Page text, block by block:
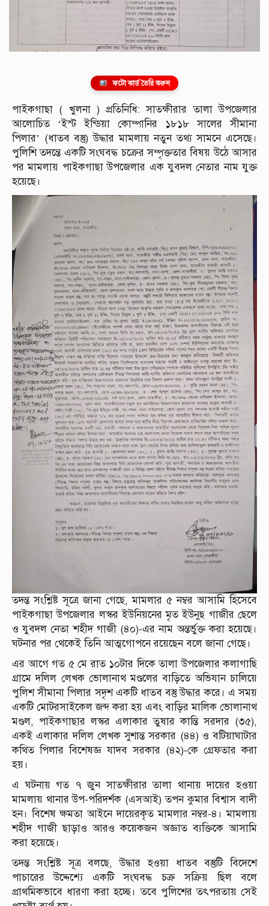
ফটো কার্ড তৈরি করুন
পাইকগাছা ( খুলনা ) প্রতিনিধি: সাতক্ষীরার তালা উপজেলার
আলোচিত ‘ইস্ট ইন্ডিয়া কোম্পানির ১৮১৮ সালের সীমানা
পিলার’ (ধাতব বস্তু) উদ্ধার মামলায় নতুন তথ্য সামনে এসেছে।
পুলিশি তদন্তে একটি সংঘবদ্ধ চক্রের সম্পৃক্ততার বিষয় উঠে আসার
পর মামলায় পাইকগাছা উপজেলার এক যুবদল নেতার নাম যুক্ত
হয়েছে।
তদন্ত সংশ্লিষ্ট সূত্রে জানা গেছে, মামলার ৫ নম্বর আসামি হিসেবে
পাইকগাছা উপজেলার লস্কর ইউনিয়নের মৃত ইউনুছ গাজীর ছেলে
ও যুবদল নেতা শহীদ গাজী (৪০)-এর নাম অন্তর্ভুক্ত করা হয়েছে।
ঘটনার পর থেকেই তিনি আত্মগোপনে রয়েছেন বলে জানা গেছে।
এর আগে গত ৫ মে রাত ১০টার দিকে তালা উপজেলার কলাগাছি
গ্রামে দলিল লেখক ভোলানাথ মণ্ডলের বাড়িতে অভিযান চালিয়ে
পুলিশ সীমানা পিলার সদৃশ একটি ধাতব বস্তু উদ্ধার করে। এ সময়
একটি মোটরসাইকেল জব্দ করা হয় এবং বাড়ির মালিক ভোলানাথ
মণ্ডল, পাইকগাছার লস্কর এলাকার তুষার কান্তি সরদার (৩৫),
একই এলাকার দলিল লেখক সুশান্ত সরকার (৪৪) ও বটিয়াঘাটার
কথিত পিলার বিশেষজ্ঞ যাদব সরকার (৪২)-কে গ্রেফতার করা
হয়।
এ ঘটনায় গত ৭ জুন সাতক্ষীরার তালা থানায় দায়ের হওয়া
মামলায় থানার উপ-পরিদর্শক (এসআই) তপন কুমার বিশ্বাস বাদী
হন। বিশেষ ক্ষমতা আইনে দায়েরকৃত মামলার নম্বর-৪। মামলায়
শহীদ গাজী ছাড়াও আরও কয়েকজন অজ্ঞাত ব্যক্তিকে আসামি
করা হয়েছে।
তদন্ত সংশ্লিষ্ট সূত্র বলছে, উদ্ধার হওয়া ধাতব বস্তুটি বিদেশে
পাচারের উদ্দেশ্যে একটি সংঘবদ্ধ চক্র সক্রিয় ছিল বলে
প্রাথমিকভাবে ধারণা করা হচ্ছে। তবে পুলিশের তৎপরতায় সেই